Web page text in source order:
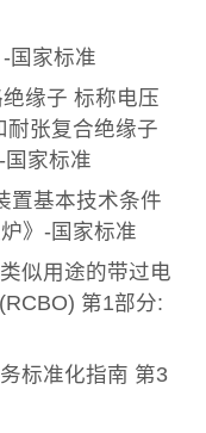
国家标准
缘子 标称电压
耐张复合绝缘子
家标准
置基本技术条件
》-国家标准
似用途的带过电
第1部分:
标准化指南 第3